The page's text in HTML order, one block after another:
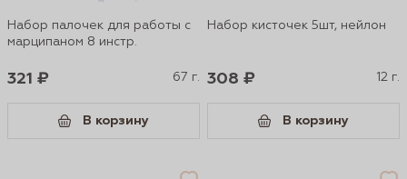
Набор палочек для работы с
марципаном 8 инстр.
321 ₽ 67 г.
В корзину
Набор кисточек 5шт, нейлон
308 ₽ 12 г.
В корзину